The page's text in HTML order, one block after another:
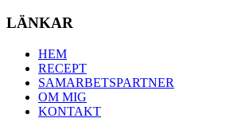
LÄNKAR
HEM
RECEPT
SAMARBETSPARTNER
OM MIG
KONTAKT